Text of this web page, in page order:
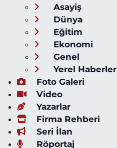
Asayiş
Dünya
Eğitim
Ekonomi
Genel
Yerel Haberler
Foto Galeri
Video
Yazarlar
Firma Rehberi
Seri İlan
Röportaj